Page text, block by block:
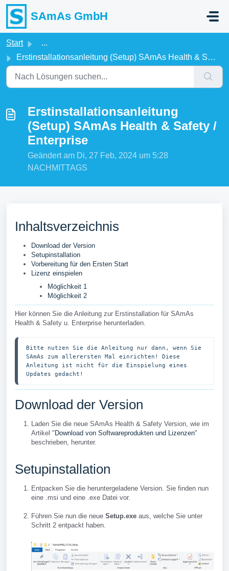
Zum hauptsächlichen Inhalt gehen
SAmAs GmbH
Start
...
Erstinstallationsanleitung (Setup) SAmAs Health & Saf...
Erstinstallationsanleitung
(Setup) SAmAs Health & Safety /
Enterprise
Geändert am Di, 27 Feb, 2024 um 5:28
NACHMITTAGS
Inhaltsverzeichnis
Download der Version
Setupinstallation
Vorbereitung für den Ersten Start
Lizenz einspielen
Möglichkeit 1
Möglichkeit 2
Hier können Sie die Anleitung zur Erstinstallation für SAmAs
Health & Safety u. Enterprise herunterladen.
Bitte nutzen Sie die Anleitung nur dann, wenn Sie
SAmAs zum allerersten Mal einrichten! Diese
Anleitung ist nicht für die Einspielung eines
Updates gedacht!
Download der Version
Laden Sie die neue SAmAs Health & Safety Version, wie im
Artikel " Download von Softwareprodukten und Lizenzen"
beschrieben, herunter.
Setupinstallation
Entpacken Sie die heruntergeladene Version. Sie finden nun
eine .msi und eine .exe Datei vor.
Führen Sie nun die neue Setup.exe aus, welche Sie unter
Schritt 2 entpackt haben.